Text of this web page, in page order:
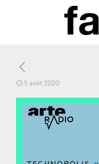
5 août 2020